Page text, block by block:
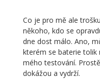
Co je pro mě ale
někoho, kdo se
dne dost málo. Ano,
kterém se baterie tolik
mého testování.
dokážou a vydrží.